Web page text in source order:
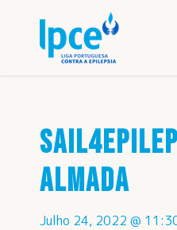
ALMADA
Julho 24, 2022 @